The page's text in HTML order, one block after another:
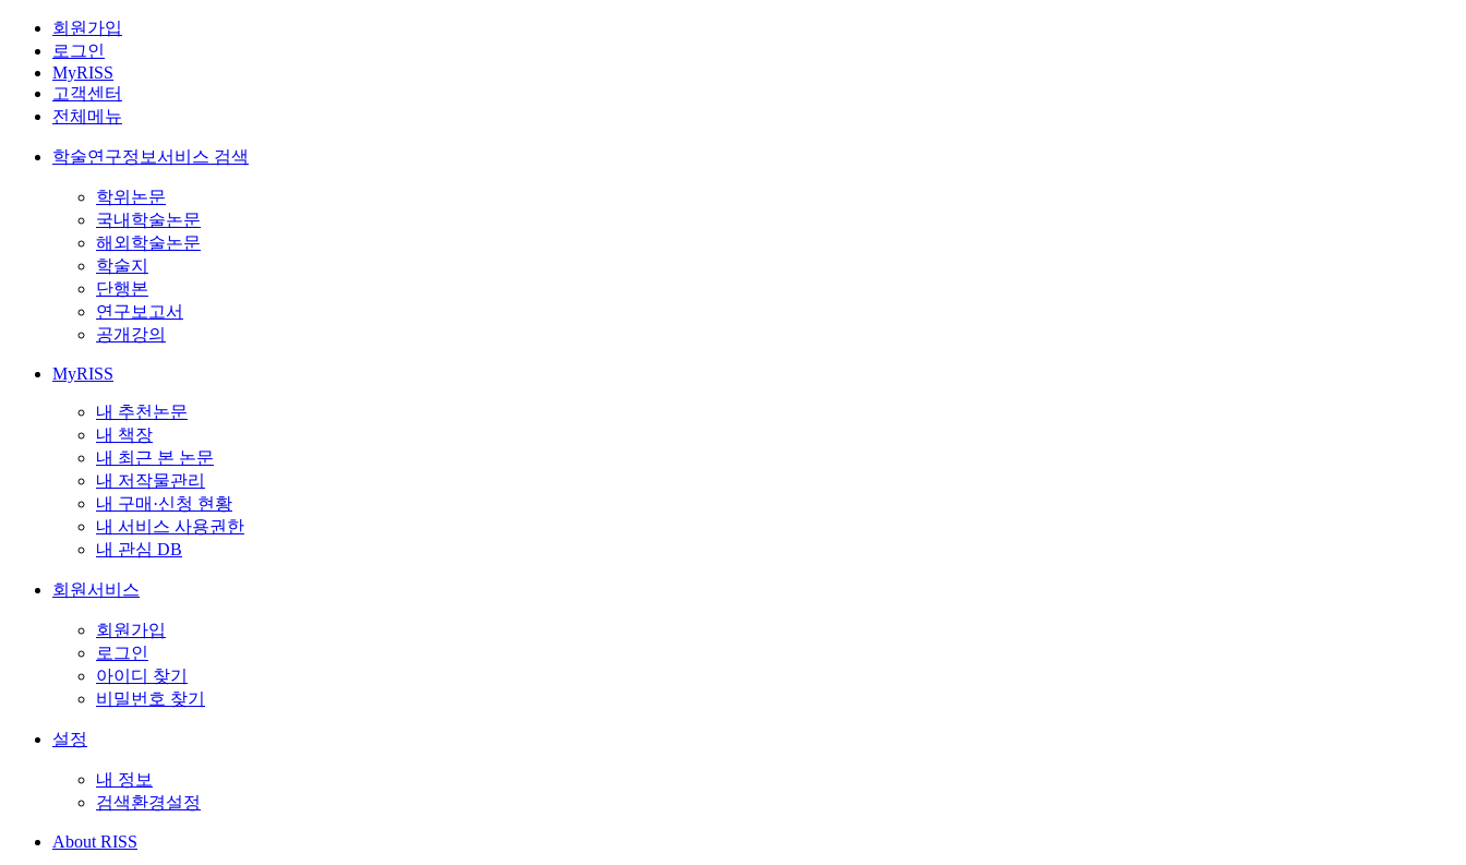
회원가입
로그인
MyRISS
고객센터
전체메뉴
학술연구정보서비스 검색
학위논문
국내학술논문
해외학술논문
학술지
단행본
연구보고서
공개강의
MyRISS
내 추천논문
내 책장
내 최근 본 논문
내 저작물관리
내 구매·신청 현황
내 서비스 사용권한
내 관심 DB
회원서비스
회원가입
로그인
아이디 찾기
비밀번호 찾기
설정
내 정보
검색환경설정
About RISS